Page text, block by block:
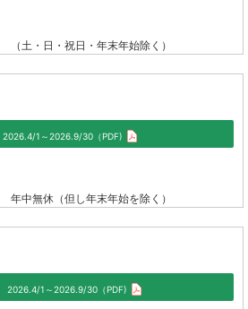
土・日・祝日・年末年始除く）
1～2026.9/30（PDF)
中無休（但し年末年始を除く）
2026.4/1～2026.9/30（PDF)